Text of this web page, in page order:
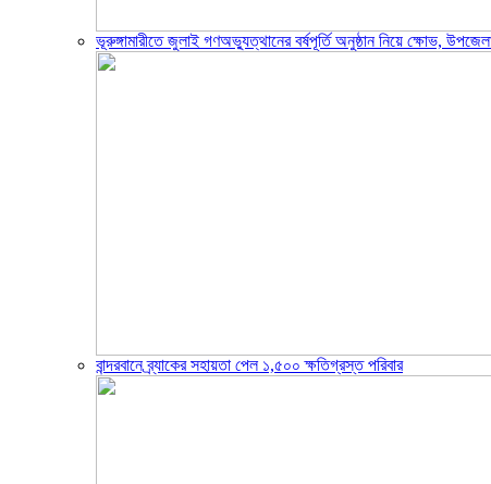
ভূরুঙ্গামারীতে জুলাই গণঅভ্যুত্থানের বর্ষপূর্তি অনুষ্ঠান নিয়ে ক্ষোভ,
বান্দরবানে ব্র্যাকের সহায়তা পেল ১,৫০০ ক্ষতিগ্রস্ত পরিবার